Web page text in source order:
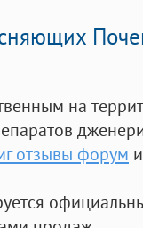
на
отзывы форум